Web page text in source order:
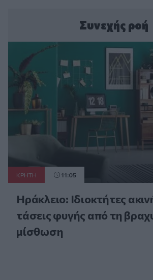
Συνεχής ροή
ΚΡΗΤΗ 11:05
Ηράκλειο: Ιδιοκτήτες
τάσεις φυγής από τη
μίσθωση